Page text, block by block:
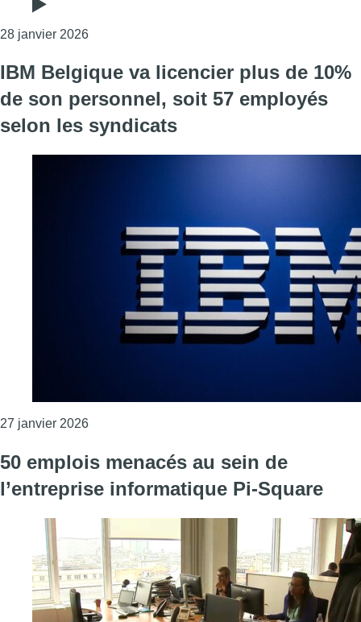
28 janvier 2026Consulter l'article "“L’incertitude nous fait
IBM Belgique va licencier plus de 10%
de son personnel, soit 57 employés
selon les syndicats
27 janvier 2026Consulter l'article "IBM Belgique va licencier
50 emplois menacés au sein de
l’entreprise informatique Pi-Square